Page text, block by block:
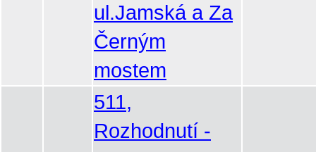
ul.Jamská a Za
Černým
mostem
511,
Rozhodnutí -